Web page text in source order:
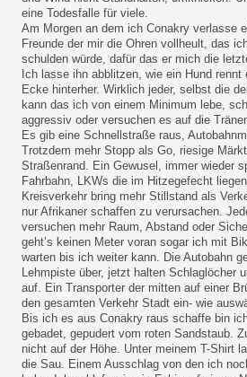
eine Todesfalle für viele.
Am Morgen an dem ich Conakry verlasse
Freunde der mir die Ohren vollheult, das
schulden würde, dafür das er mich die
Ich lasse ihn abblitzen, wie ein Hund
Ecke hinterher. Wirklich jeder, selbst die
kann das ich von einem Minimum lebe,
aggressiv oder versuchen es auf die
Es gib eine Schnellstraße raus,
Trotzdem mehr Stopp als Go, riesige
Straßenrand. Ein Gewusel, immer wieder
Fahrbahn, LKWs die im Hitzegefecht
Kreisverkehr bring mehr Stillstand als
nur Afrikaner schaffen zu verursachen.
versuchen mehr Raum, Abstand oder
geht’s keinen Meter voran sogar ich mit
warten bis ich weiter kann. Die Autobahn
Lehmpiste über, jetzt halten Schlaglöcher
auf. Ein Transporter der mitten auf einer
den gesamten Verkehr Stadt ein- wie
Bis ich es aus Conakry raus schaffe bin
gebadet, gepudert vom roten Sandstaub.
nicht auf der Höhe. Unter meinem T-Shirt
die Sau. Einem Ausschlag von den ich